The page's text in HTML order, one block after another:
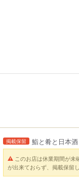
掲載保留 鮨と肴と日本酒
このお店は休業期間が
が出来ておらず、掲載保留